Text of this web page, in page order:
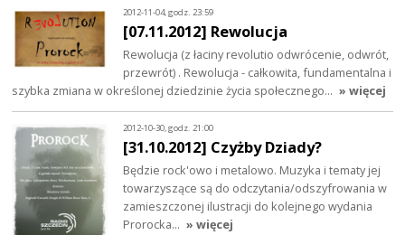
2012-11-04, godz. 23:59
[07.11.2012] Rewolucja
Rewolucja (z łaciny revolutio odwrócenie, odwrót,
przewrót) . Rewolucja - całkowita, fundamentalna i
szybka zmiana w określonej dziedzinie życia społecznego… » więcej
2012-10-30, godz. 21:00
[31.10.2012] Czyżby Dziady?
Będzie rock'owo i metalowo. Muzyka i tematy jej
towarzyszące są do odczytania/odszyfrowania w
zamieszczonej ilustracji do kolejnego wydania
Prorocka... » więcej